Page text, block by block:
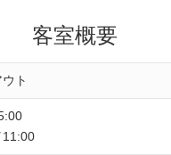
客室概要
ト
15:00
11:00